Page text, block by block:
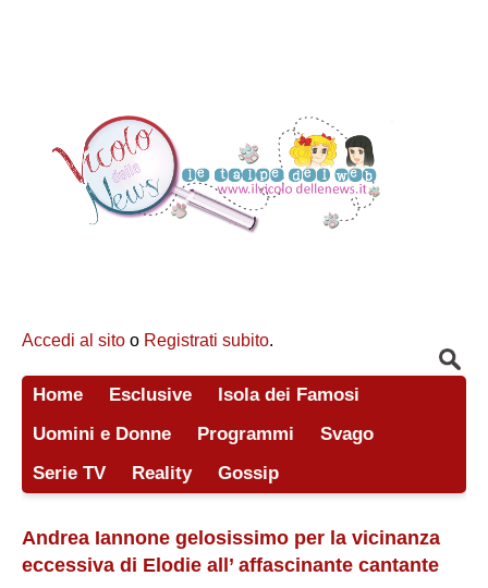
Accedi al sito o Registrati subito.
Home Esclusive
Isola dei Famosi
Uomini e Donne
Programmi
Svago
Serie TV
Reality Gossip
Andrea Iannone gelosissimo per la vicinanza
eccessiva di Elodie all’ affascinante cantante